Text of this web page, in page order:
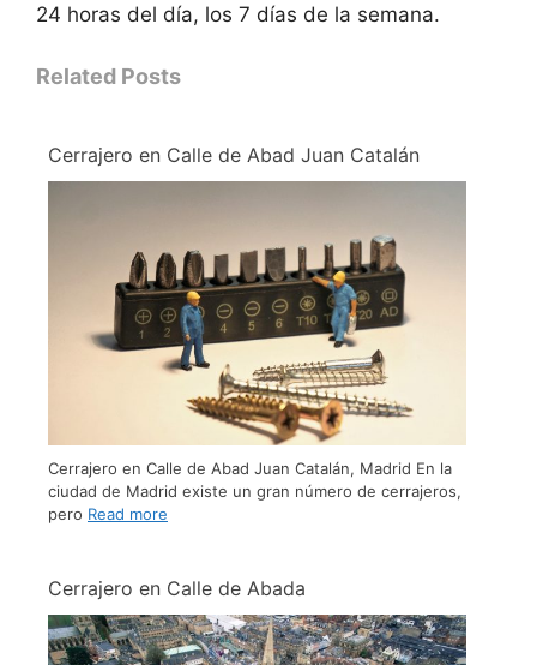
24 horas del día, los 7 días de la semana.
Related Posts
Cerrajero en Calle de Abad Juan Catalán
Cerrajero en Calle de Abad Juan Catalán, Madrid En la
ciudad de Madrid existe un gran número de cerrajeros,
pero Read more
Cerrajero en Calle de Abada